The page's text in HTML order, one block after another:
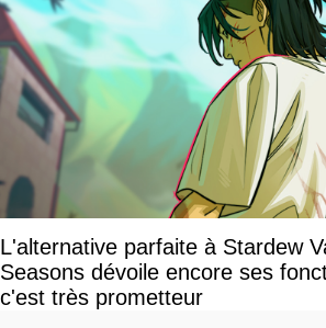
L'alternative parfaite à Stardew
Seasons dévoile encore ses
c'est très prometteur